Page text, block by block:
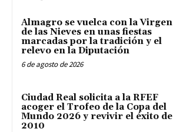
Almagro se vuelca con la Virgen
de las Nieves en unas fiestas
marcadas por la tradición y el
relevo en la Diputación
6 de agosto de 2026
Ciudad Real solicita a la RFEF
acoger el Trofeo de la Copa del
Mundo 2026 y revivir el éxito de
2010